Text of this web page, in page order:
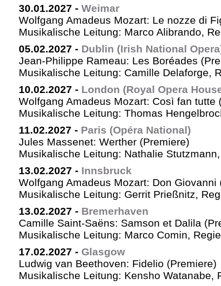
30.01.2027 - Weimar
Wolfgang Amadeus Mozart: Le nozze di
Musikalische Leitung: Marco Alibrando,
05.02.2027 - Dublin (Irish National
Jean-Philippe Rameau: Les Boréades
Musikalische Leitung: Camille Delaforge,
10.02.2027 - London (Royal Opera
Wolfgang Amadeus Mozart: Così fan tutte
Musikalische Leitung: Thomas
11.02.2027 - Paris (Opéra National)
Jules Massenet: Werther (Premiere)
Musikalische Leitung: Nathalie
13.02.2027 - Innsbruck
Wolfgang Amadeus Mozart: Don Giovanni
Musikalische Leitung: Gerrit Prießnitz,
13.02.2027 - Bremerhaven
Camille Saint-Saëns: Samson et Dalila
Musikalische Leitung: Marco Comin,
17.02.2027 - Glasgow
Ludwig van Beethoven: Fidelio (Premiere)
Musikalische Leitung: Kensho Watanabe,